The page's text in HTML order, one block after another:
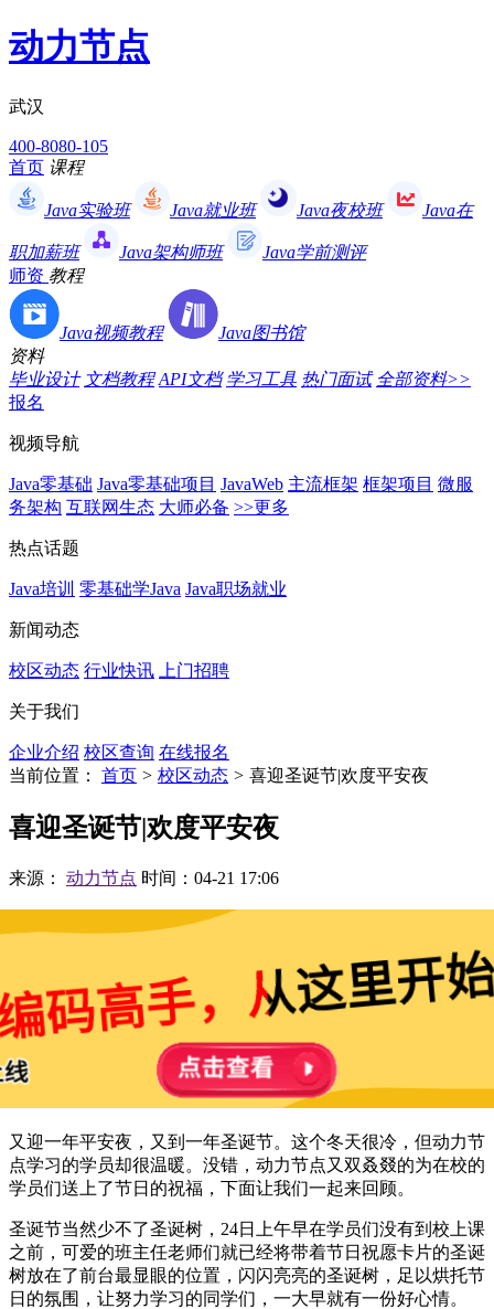
动力节点
武汉
400-8080-105
首页 课程
Java实验班 Java就业班 Java夜校班 Java在
职加薪班 Java架构师班
Java学前测评
师资 教程
Java视频教程
Java图书馆
资料
毕业设计 文档教程 API文档 学习工具 热门面试 全部资料>>
报名
视频导航
Java零基础 Java零基础项目 JavaWeb 主流框架 框架项目 微服
务架构 互联网生态 大师必备 >>更多
热点话题
Java培训 零基础学Java Java职场就业
新闻动态
校区动态 行业快讯 上门招聘
关于我们
企业介绍 校区查询 在线报名
当前位置：
首页 > 校区动态 > 喜迎圣诞节|欢度平安夜
喜迎圣诞节|欢度平安夜
来源： 动力节点 时间：04-21 17:06
又迎一年平安夜，又到一年圣诞节。这个冬天很冷，但动力节
点学习的学员却很温暖。没错，动力节点又双叒叕的为在校的
学员们送上了节日的祝福，下面让我们一起来回顾。
圣诞节当然少不了圣诞树，24日上午早在学员们没有到校上课
之前，可爱的班主任老师们就已经将带着节日祝愿卡片的圣诞
树放在了前台最显眼的位置，闪闪亮亮的圣诞树，足以烘托节
日的氛围，让努力学习的同学们，一大早就有一份好心情。